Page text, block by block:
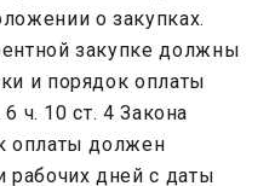
о закупках.
закупке должны
и порядок оплаты
ч. 10 ст. 4 Закона
оплаты должен
рабочих дней с даты